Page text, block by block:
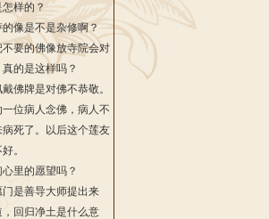
样的？
像是不是杂修啊？
要的佛像放寺院会对
的是这样吗？
佛牌是对佛不恭敬。
位病人念佛，病人不
死了。以后这个莲友
。
里的愿望吗？
是善导大师提出来
回归净土是什么意